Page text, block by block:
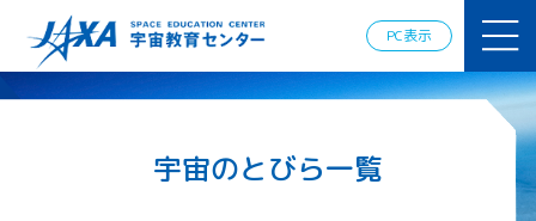
PC表示
ミー
ロスペース
情報の発
信
宇宙のとびら一覧